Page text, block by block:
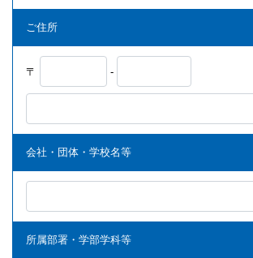
ご住所
〒 -
会社・団体・学校名等
所属部署・学部学科等